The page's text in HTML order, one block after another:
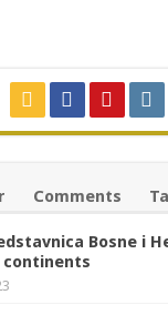
Comments
Bosne i
continents